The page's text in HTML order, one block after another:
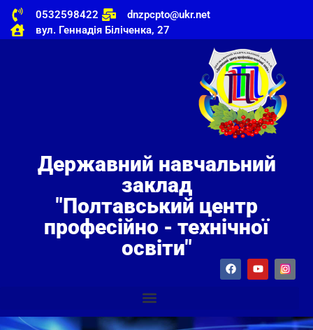
0532598422
dnzpcpto@ukr.net
вул. Геннадія Біліченка, 27
Державний навчальний
заклад
"Полтавський центр
професійно - технічної
освіти"